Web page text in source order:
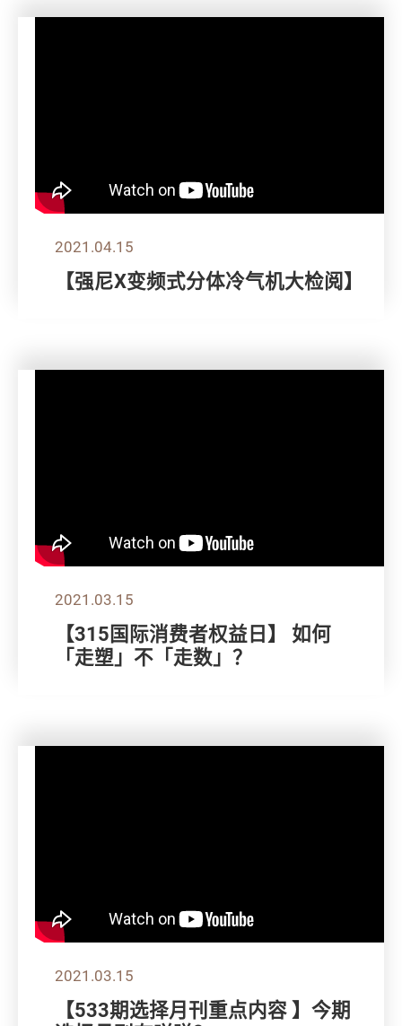
2021.04.15
【强尼X变频式分体冷气机大检阅】
2021.03.15
【315国际消费者权益日】 如何
「走塑」不「走数」？
2021.03.15
【533期选择月刊重点内容 】今期